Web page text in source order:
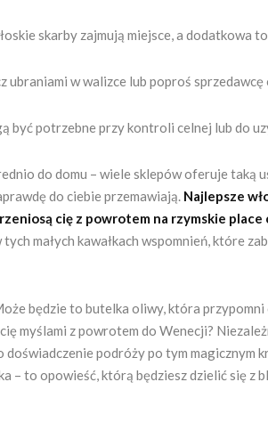
skarby zajmują miejsce, a dodatkowa
ubraniami w walizce lub poproś
być potrzebne przy kontroli celnej lub do
do domu – wiele sklepów oferuje taką
do ciebie przemawiają. Najlepsze
cię z powrotem na rzymskie
małych kawałkach wspomnień, które
będzie to butelka oliwy, która przypomni
myślami z powrotem do Wenecji?
podróży po tym magicznym
– to opowieść, którą będziesz dzielić się z